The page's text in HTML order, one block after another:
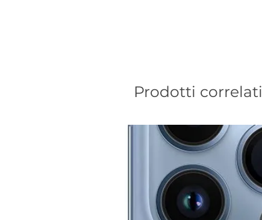
Prodotti correlati